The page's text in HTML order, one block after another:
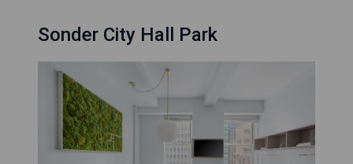
Sonder City Hall Park